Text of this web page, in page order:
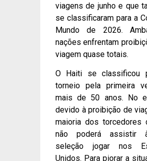
viagens de junho e que
se classificaram para a
Mundo de 2026.
nações enfrentam
viagem quase totais.
O Haiti se classificou
torneio pela primeira
mais de 50 anos. No
devido à proibição de
maioria dos torcedores
não poderá assistir
seleção jogar nos
Unidos. Para piorar a